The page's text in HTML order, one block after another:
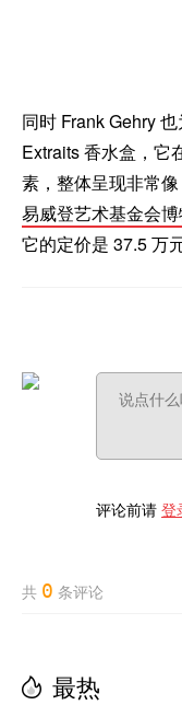
同时 Frank Gehry
Extraits 香水盒，它
素，整体呈现非常
易威登艺术基金会
它的定价是 37.5 万元
评论前请 登
共 0 条评论
最热